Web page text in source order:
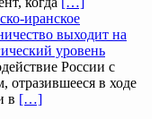
иранское
выходит на
уровень
России с
отразившееся в ходе
в […]